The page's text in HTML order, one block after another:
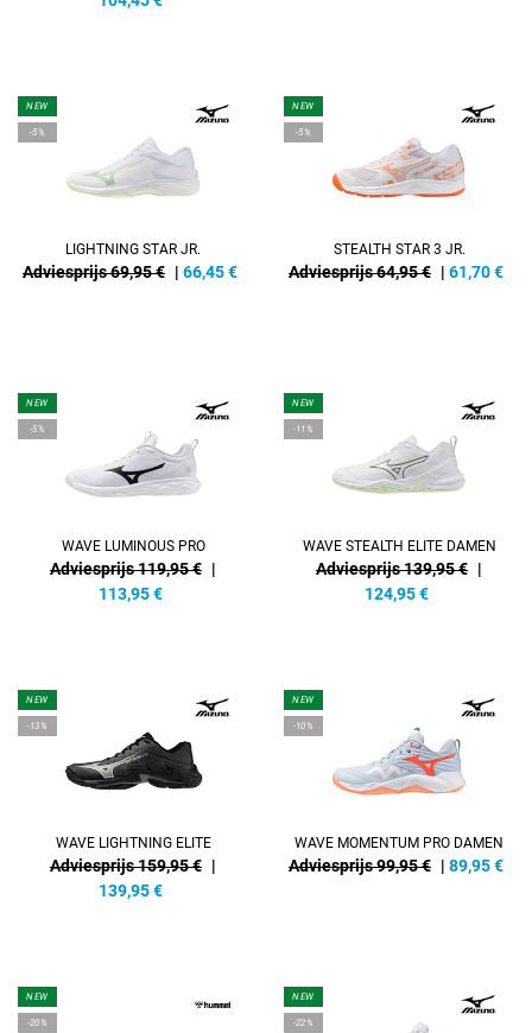
NEW
-5%
LIGHTNING STAR JR.
Adviesprijs 69,95 € | 66,45€
NEW
-5%
STEALTH STAR 3 JR.
Adviesprijs 64,95 € | 61,70€
NEW
-5%
WAVE LUMINOUS PRO
Adviesprijs 119,95 € |
113,95 €
NEW
-11%
WAVE STEALTH ELITE DAMEN
Adviesprijs 139,95 € |
124,95 €
NEW
-13%
WAVE LIGHTNING ELITE
Adviesprijs 159,95 € |
139,95 €
NEW
-10%
WAVE MOMENTUM PRO DAMEN
Adviesprijs 99,95 € | 89,95€
NEW
-20%
NEW
-22%